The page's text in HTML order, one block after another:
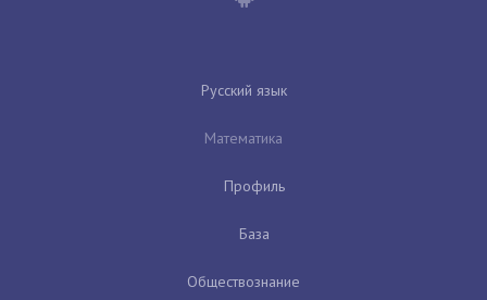
Русский язык
Математика
Профиль
База
Обществознание